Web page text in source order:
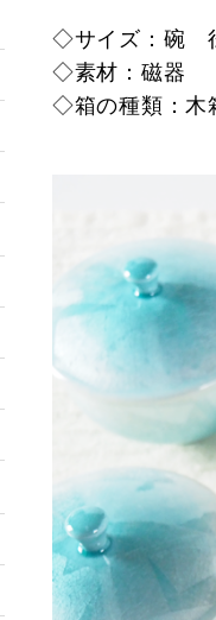
◇サイズ：碗
◇素材：磁器
◇箱の種類：木